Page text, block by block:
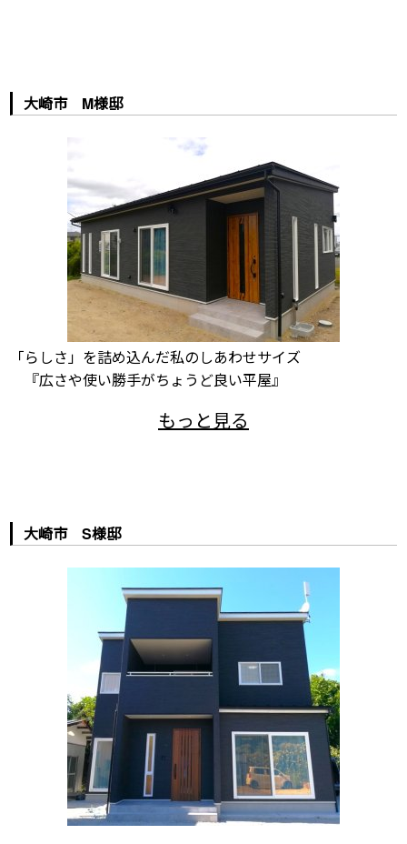
大崎市 M様邸
「らしさ」を詰め込んだ私のしあわせサイズ
『広さや使い勝手がちょうど良い平屋』
大崎市 S様邸